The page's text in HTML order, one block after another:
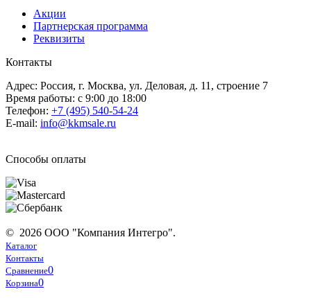
Акции
Партнерская программа
Реквизиты
Контакты
Адрес: Россия, г. Москва, ул. Деловая, д. 11, строение 7
Время работы: с 9:00 до 18:00
Телефон: +7 (495) 540-54-24
E-mail: info@kkmsale.ru
Способы оплаты
© 2026 ООО "Компания Интегро".
Каталог
Контакты
Сравнение0
Корзина0